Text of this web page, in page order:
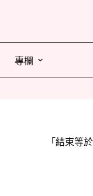
專欄
「結束等